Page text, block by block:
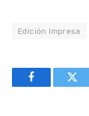
Edición Impresa
Facebook